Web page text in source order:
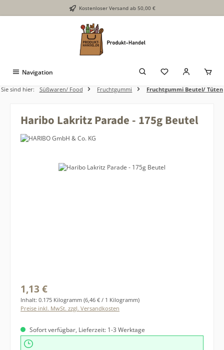
Zum Hauptinhalt springen Kostenloser Versand ab 50,00 €
Navigation
Sie sind hier: Süßwaren/ Food Fruchtgummi Fruchtgummi Beutel/ Tüten
Haribo Lakritz Parade - 175g Beutel
Bildergalerie überspringen
Regulärer Preis:
1,13 €
Inhalt: 0.175 Kilogramm (6,46 € / 1 Kilogramm)
Preise inkl. MwSt. zzgl. Versandkosten
Sofort verfügbar, Lieferzeit: 1-3 Werktage